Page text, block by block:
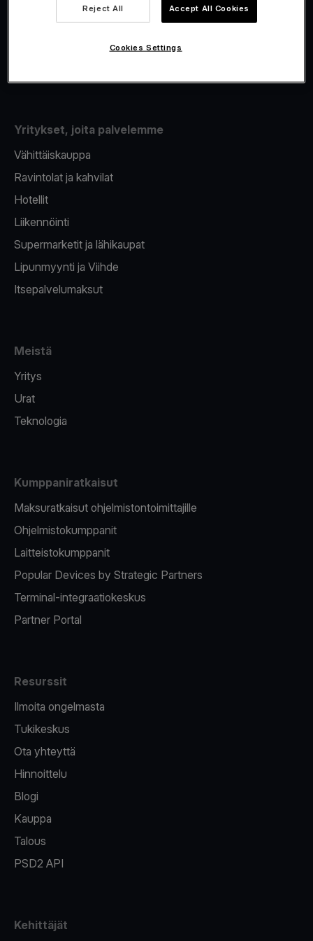
Fiskalisointi
Korttien myöntäminen
Yritykset, joita palvelemme
Vähittäiskauppa
Ravintolat ja kahvilat
Hotellit
Liikennöinti
Supermarketit ja lähikaupat
Lipunmyynti ja Viihde
Itsepalvelumaksut
Meistä
Yritys
Urat
Teknologia
Kumppaniratkaisut
Maksuratkaisut ohjelmistontoimittajille
Ohjelmistokumppanit
Laitteistokumppanit
Popular Devices by Strategic Partners
Terminal-integraatiokeskus
Partner Portal
Resurssit
Ilmoita ongelmasta
Tukikeskus
Ota yhteyttä
Hinnoittelu
Blogi
Kauppa
Talous
PSD2 API
Kehittäjät
Reject All Accept All Cookies
Cookies Settings